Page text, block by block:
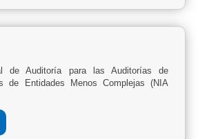
de Auditoría para las Auditorías de
de Entidades Menos Complejas (NIA